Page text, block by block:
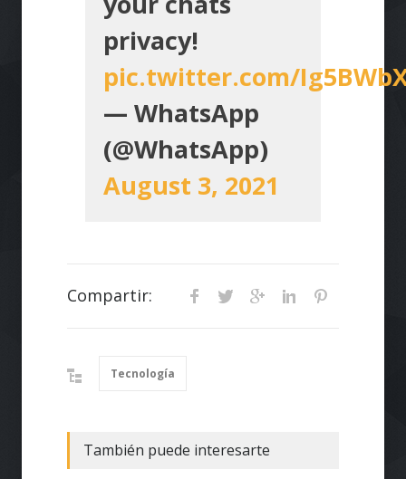
privacy!
pic.twitter.com/
— WhatsApp
(@WhatsApp)
August 3, 2021
Compartir:
Tecnología
También puede interesarte